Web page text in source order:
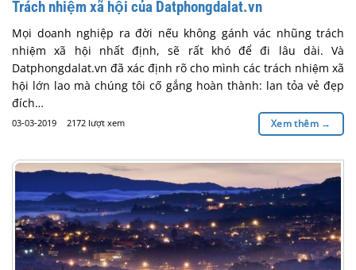
Trách nhiệm xã hội của Datphongdalat.vn
Mọi doanh nghiệp ra đời nếu không gánh vác nhũng trách
nhiệm xã hội nhất định, sẽ rất khó để đi lâu dài. Và
Datphongdalat.vn đã xác định rõ cho mình các trách nhiệm xã
hội lớn lao mà chúng tôi cố gắng hoàn thành: lan tỏa vẻ đẹp
đích…
03-03-2019 2172 lượt xem Xem thêm →